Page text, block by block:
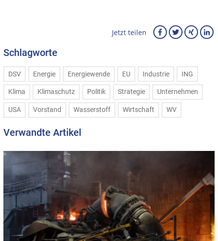
Jetzt teilen
Schlagworte
DSV Energie Energiewende EU Industrie ING
Klima Klimaschutz Politik Strategie Unternehmen
USA Vorstand Wasserstoff Wirtschaft WV
Verwandte Artikel